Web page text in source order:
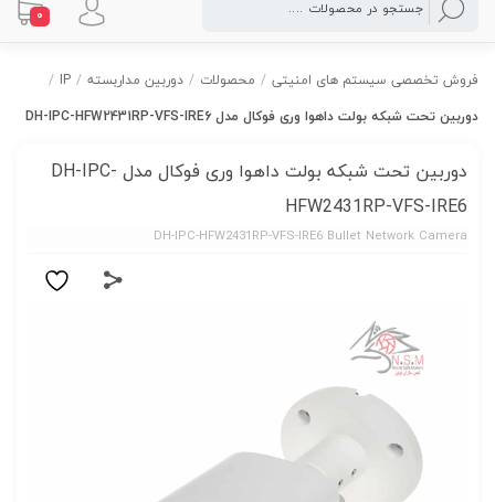
0
فروش تخصصی سیستم های امنیتی / محصولات / دوربین مداربسته /
IP
/
دوربین تحت شبکه بولت داهوا وری فوکال مدل DH-IPC-HFW2431RP-VFS-IRE6
دوربین تحت شبکه بولت داهوا وری فوکال مدل DH-IPC-
HFW2431RP-VFS-IRE6
DH-IPC-HFW2431RP-VFS-IRE6 Bullet Network Camera